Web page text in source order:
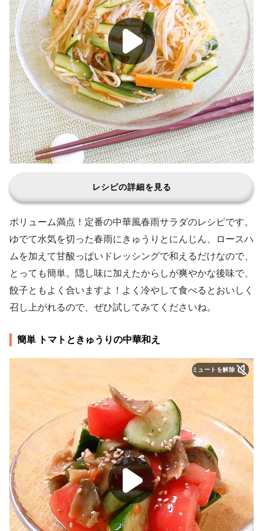
レシピの詳細を見る
ボリューム満点！定番の中華風春雨サラダのレシピです。
ゆでて水気を切った春雨にきゅうりとにんじん、ロースハ
ムを加えて甘酸っぱいドレッシングで和えるだけなので、
とっても簡単。隠し味に加えたからしが爽やかな後味で、
餃子ともよく合いますよ！よく冷やして食べるとおいしく
召し上がれるので、ぜひ試してみてくださいね。
簡単 トマトときゅうりの中華和え
ミュートを解除